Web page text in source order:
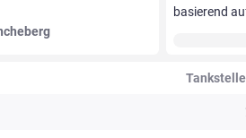
basierend